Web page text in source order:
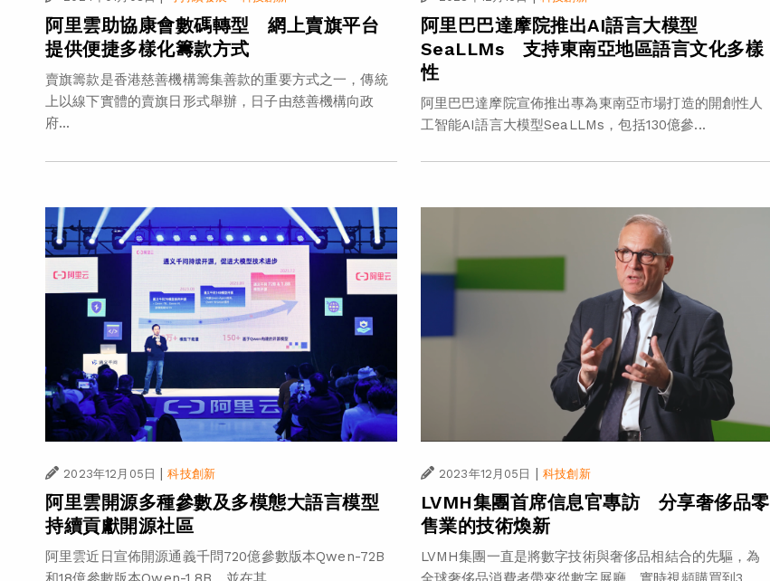
阿里雲助協康會數碼轉型 網上賣旗平台
提供便捷多樣化籌款方式
賣旗籌款是香港慈善機構籌集善款的重要方式之一，傳統
上以線下實體的賣旗日形式舉辦，日子由慈善機構向政
府...
阿里巴巴達摩院推出AI語言大模型
SeaLLMs 支持東南亞地區語言文化多樣
性
阿里巴巴達摩院宣佈推出專為東南亞市場打造的開創性人
工智能AI語言大模型SeaLLMs，包括130億參...
2023年12月05日 | 科技創新
阿里雲開源多種參數及多模態大語言模型
持續貢獻開源社區
阿里雲近日宣佈開源通義千問720億參數版本Qwen-72B
2023年12月05日 | 科技創新
LVMH集團首席信息官專訪 分享奢侈品零
售業的技術煥新
LVMH集團一直是將數字技術與奢侈品相結合的先驅，為